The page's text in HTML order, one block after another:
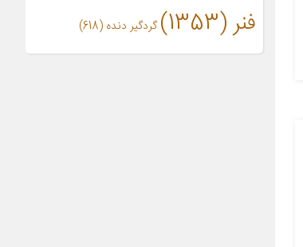
فنر(1353) گردگیر دنده (618)